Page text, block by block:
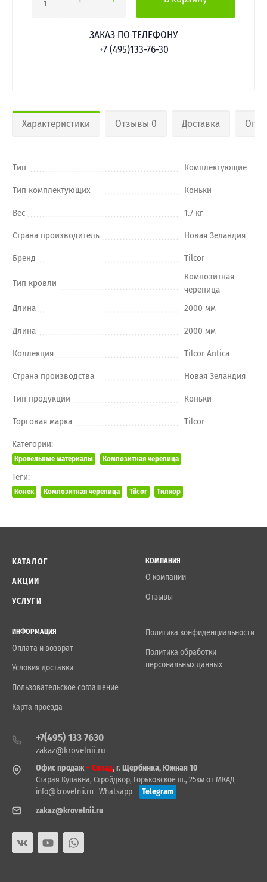
1
ЗАКАЗ ПО ТЕЛЕФОНУ
+7 (495)133-76-30
Характеристики Отзывы 0 Доставка
Тип Комплектующие
Тип комплектующих Коньки
Вес 1.7 кг
Страна производитель Новая Зеландия
Бренд Tilcor
Тип кровли
Композитная
черепица
Длина
2000 мм
Длина 2000 мм
Коллекция Tilcor Antica
Страна производства Новая Зеландия
Тип продукции Коньки
Торговая марка Tilcor
Категории:
Кровельные материалы Композитная черепица
Теги:
Конек Композитная черепица Tilcor Тилкор
КАТАЛОГ
АКЦИИ
УСЛУГИ
КОМПАНИЯ
О компании
Отзывы
ИНФОРМАЦИЯ
Оплата и возврат
Условия доставки
Пользовательское соглашение
Карта проезда
Политика конфиденциальности
Политика обработки
персональных данных
+7(495) 133 7630
zakaz@krovelnii.ru
Офис продаж+ Склад, г. Щербинка, Южная 10
Старая Купавна, Стройдвор, Горьковское ш., 25км от МКАД
info@krovelnii.ru Whatsapp
Telegram
zakaz@krovelnii.ru